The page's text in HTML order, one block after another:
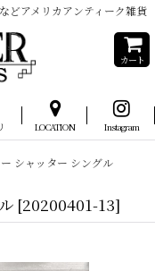
どアメリカアンティーク雑貨
カート
LOCATION Instagram
シャッター シングル
[20200401-13]